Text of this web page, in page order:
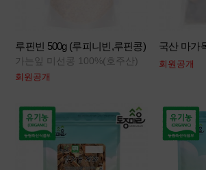
루핀빈 500g (루피니빈,루핀콩)
가는잎 미선콩 100%(호주산)
회원공개
국산 마가
회원공개